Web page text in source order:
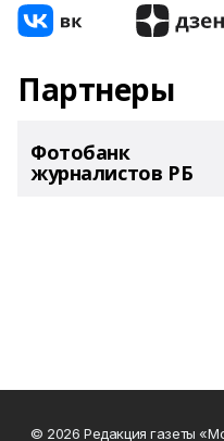
Партнеры
Фотобанк
журналистов РБ
© 2026 Редакция газеты